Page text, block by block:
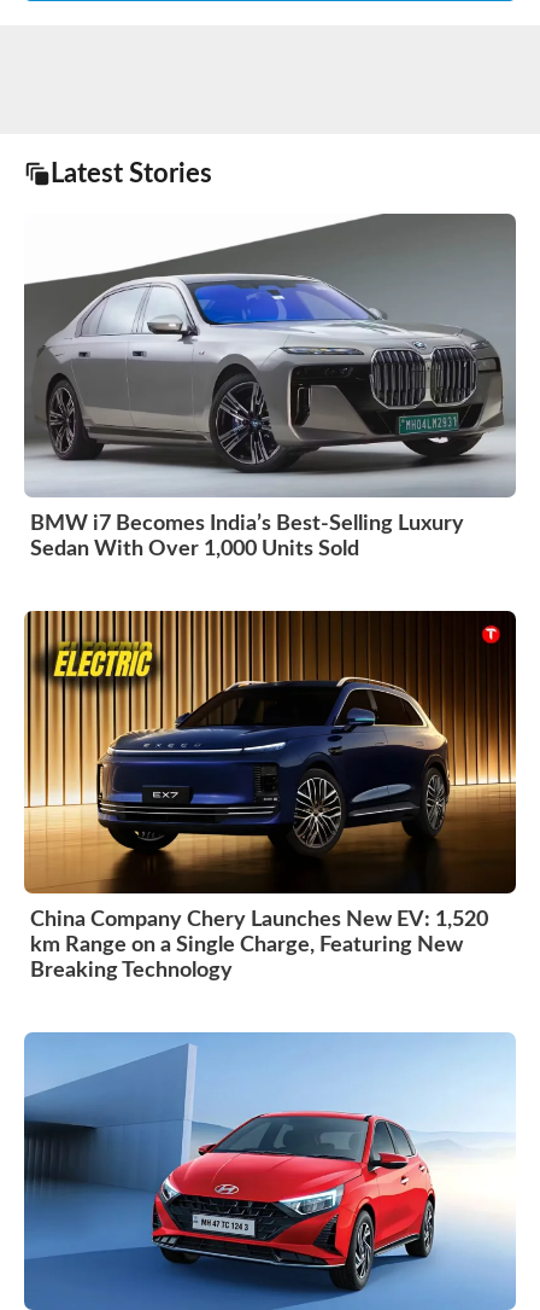
Latest Stories
BMW i7 Becomes India’s Best-Selling Luxury
Sedan With Over 1,000 Units Sold
China Company Chery Launches New EV: 1,520
km Range on a Single Charge, Featuring New
Breaking Technology